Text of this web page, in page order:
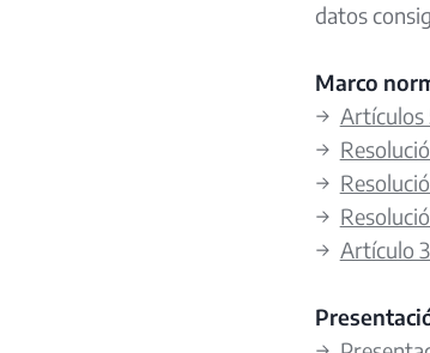
datos
Marco
→ Artículos
→
→
→
→ Artículo